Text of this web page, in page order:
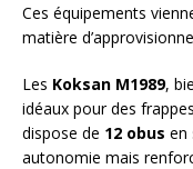
Ces équipements
matière
Les Koksan M1989,
idéaux pour des
dispose de 12 obus en
autonomie mais